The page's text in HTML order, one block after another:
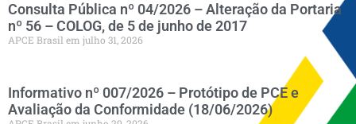
Consulta Pública nº 04/2026 – Alteração da Portaria
nº 56 – COLOG, de 5 de junho de 2017
APCE Brasil julho 31, 2026
Informativo nº 007/2026 – Protótipo de PCE e
Avaliação da Conformidade (18/06/2026)